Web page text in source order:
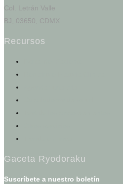
Col. Letrán Valle
BJ, 03650, CDMX
Recursos
Gaceta Ryodoraku
Suscríbete a nuestro boletín